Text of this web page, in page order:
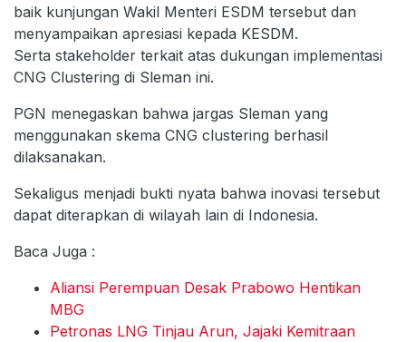
baik kunjungan Wakil Menteri ESDM tersebut dan
menyampaikan apresiasi kepada KESDM.
Serta stakeholder terkait atas dukungan implementasi
CNG Clustering di Sleman ini.
PGN menegaskan bahwa jargas Sleman yang
menggunakan skema CNG clustering berhasil
dilaksanakan.
Sekaligus menjadi bukti nyata bahwa inovasi tersebut
dapat diterapkan di wilayah lain di Indonesia.
Baca Juga :
Aliansi Perempuan Desak Prabowo Hentikan
MBG
Petronas LNG Tinjau Arun, Jajaki Kemitraan